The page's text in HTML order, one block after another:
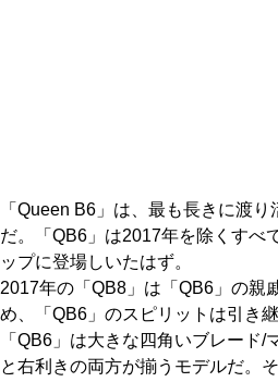
「Queen B6」は、最も長きに渡
だ。「QB6」は2017年を除くすべ
ップに登場しいたはず。
2017年の「QB8」は「QB6」の親
め、「QB6」のスピリットは引き継
「QB6」は大きな四角いブレード/
と右利きの両方が揃うモデルだ。